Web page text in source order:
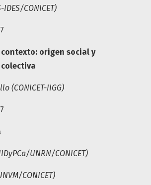
CONICET)
de 2017
origen social y
(CONICET-IIGG)
de 2017
UNRN/CONICET)
CONICET)